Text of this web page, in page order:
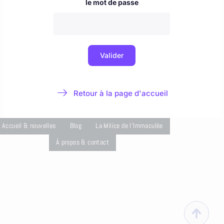
Accueil & nouvelles Blog
La Milice de l'Immaculée
À propos & contact